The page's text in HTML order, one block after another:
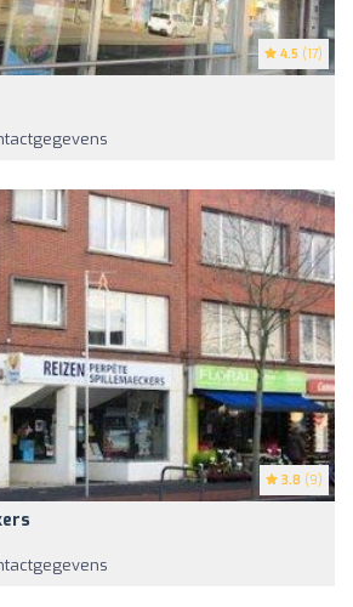
4.5 (17)
3.8 (9)